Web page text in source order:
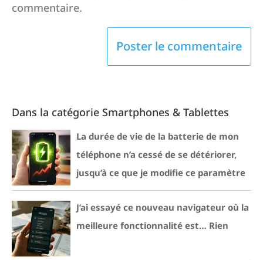
commentaire.
Dans la catégorie Smartphones & Tablettes
La durée de vie de la batterie de mon
téléphone n’a cessé de se détériorer,
jusqu’à ce que je modifie ce paramètre
J’ai essayé ce nouveau navigateur où la
meilleure fonctionnalité est… Rien